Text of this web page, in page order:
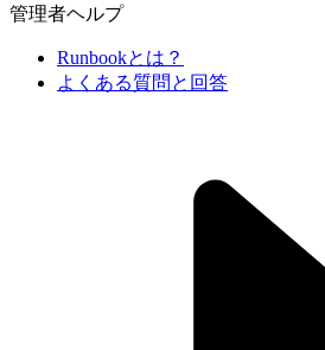
管理者ヘルプ
Runbookとは？
よくある質問と回答